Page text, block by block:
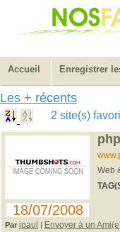
Accueil Enregistrer
Les + récents
2 site(s)
18/07/2008
Web
Par jpaul | Envoyer à un